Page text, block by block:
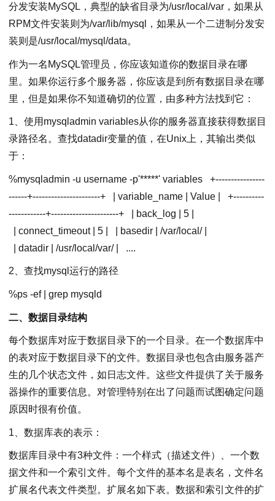
分发安装MySQL，典型的缺省目录为/usr/local/var，如果从
RPM文件安装则为/var/lib/mysql，如果从一个二进制分发安
装则是/usr/local/mysql/data。
作为一名MySQL管理员，你应该知道你的数据目录在哪
里。如果你运行多个服务器，你应该是到所有数据目录在哪
里，但是如果你不知道确切的位置，由多种方法找到它：
1、使用mysqladmin variables从你的服务器直接获得数据目
录路径名。查找datadir变量的值，在Unix上，其输出类似
于：
%mysqladmin -u username -p'*****' variables
+----------------
------+----------------------+
| variable_name | Value |
+----------
------------+----------------------+
| back_log | 5 |
| connect_timeout | 5 |
| basedir | /var/local/ |
| datadir | /usr/local/var/ |
....
2、查找mysql运行的路径
%ps -ef | grep mysqld
二、数据目录结构
每个数据库对应于数据目录下的一个目录。在一个数据库中
的表对应于数据目录下的文件。数据目录也包含由服务器产
生的几个状态文件，如日志文件。这些文件提供了关于服务
器操作的重要信息。对管理特别在出了问题而试图确定问题
原因时很有价值。
1、数据库表的表示：
数据库目录中有3种文件：一个样式（描述文件）、一个数
据文件和一个索引文件。每个文件的基本名是表名，文件名
扩展名代表文件类型。扩展名如下表。数据和索引文件的扩